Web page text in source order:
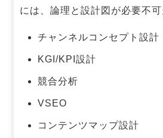
には、論理と設計図が必要不可
チャンネルコンセプト設計
KGI/KPI設計
競合分析
VSEO
コンテンツマップ設計